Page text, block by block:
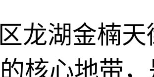
龙湖金楠天
核心地带，